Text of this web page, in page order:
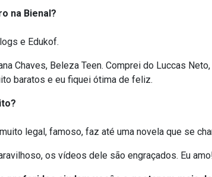
na Bienal?
e Edukof.
Chaves, Beleza Teen. Comprei do Luccas
baratos e eu fiquei ótima de feliz.
legal, famoso, faz até uma novela que se
os vídeos dele são engraçados. Eu